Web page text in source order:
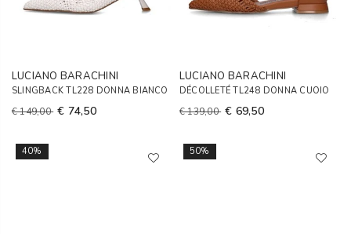
LUCIANO BARACHINI
SLINGBACK TL228 DONNA BIANCO
€ 149,00 € 74,50
LUCIANO BARACHINI
DÉCOLLETÉ TL248 DONNA CUOIO
€ 139,00 € 69,50
40% 50%